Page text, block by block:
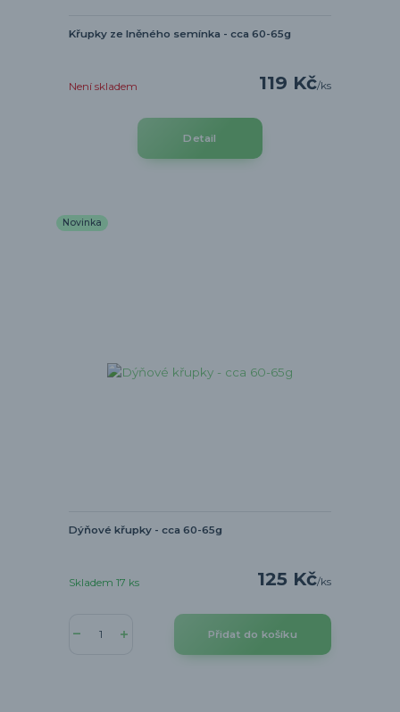
Křupky ze lněného semínka - cca 60-65g
119 Kč/ks
Není skladem
Detail
Novinka
Dýňové křupky - cca 60-65g
125 Kč/ks
Skladem 17 ks
Přidat do košíku